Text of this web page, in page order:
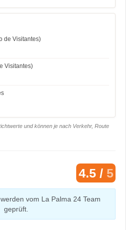
de Visitantes)
Visitantes)
und können je nach Verkehr, Route
4.5 / 5
vom La Palma 24 Team
geprüft.